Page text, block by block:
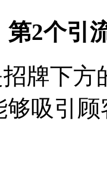
第2个引
牌下方
吸引